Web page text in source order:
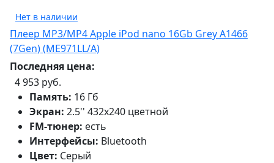
Нет в наличии
Плеер MP3/MP4 Apple iPod nano 16Gb Grey A1466
(7Gen) (ME971LL/A)
Последняя цена:
4 953 руб.
Память: 16 Гб
Экран: 2.5'' 432x240 цветной
FM-тюнер: есть
Интерфейсы: Bluetooth
Цвет: Серый